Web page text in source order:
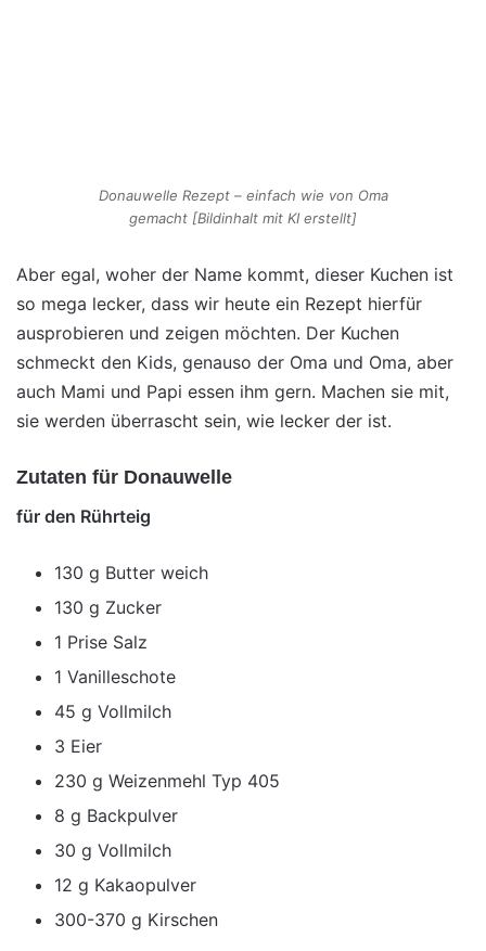
Donauwelle Rezept – einfach wie von Oma
gemacht [Bildinhalt mit KI erstellt]
Aber egal, woher der Name kommt, dieser Kuchen ist
so mega lecker, dass wir heute ein Rezept hierfür
ausprobieren und zeigen möchten. Der Kuchen
schmeckt den Kids, genauso der Oma und Oma, aber
auch Mami und Papi essen ihm gern. Machen sie mit,
sie werden überrascht sein, wie lecker der ist.
Zutaten für Donauwelle
für den Rührteig
130 g Butter weich
130 g Zucker
1 Prise Salz
1 Vanilleschote
45 g Vollmilch
3 Eier
230 g Weizenmehl Typ 405
8 g Backpulver
30 g Vollmilch
12 g Kakaopulver
300-370 g Kirschen